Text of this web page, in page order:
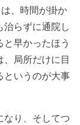
、時間が掛か
治らずに通院し
早かったほう
局所だけに目
というのが大事
なり、そしてつ